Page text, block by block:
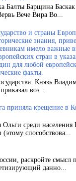
Балты Барщина
Вече Вира Во...
и страны
знания,
имело важные
стран в
для любой
факты.
Князь
воз...
приняла крещение в
среди населения
способствова...
раскройте
данно...